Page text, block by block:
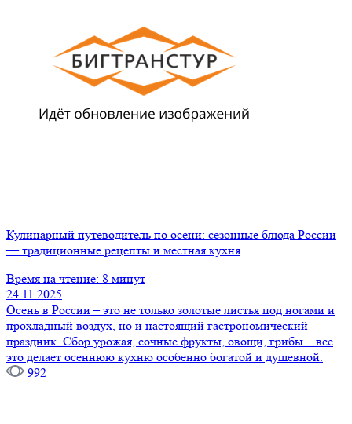
Кулинарный путеводитель по осени: сезонные блюда России
— традиционные рецепты и местная кухня
Время на чтение: 8 минут
24.11.2025
Осень в России – это не только золотые листья под ногами и
прохладный воздух, но и настоящий гастрономический
праздник. Сбор урожая, сочные фрукты, овощи, грибы – все
это делает осеннюю кухню особенно богатой и душевной.
992